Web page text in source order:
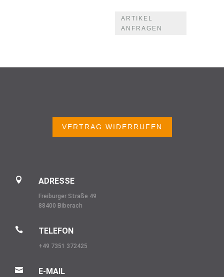
ARTIKEL
ANFRAGEN
VERTRAG WIDERRUFEN
 ADRESSE
Freiburger Straße 49
88400 Biberach
 TELEFON
+49 7351 372425
 E-MAIL